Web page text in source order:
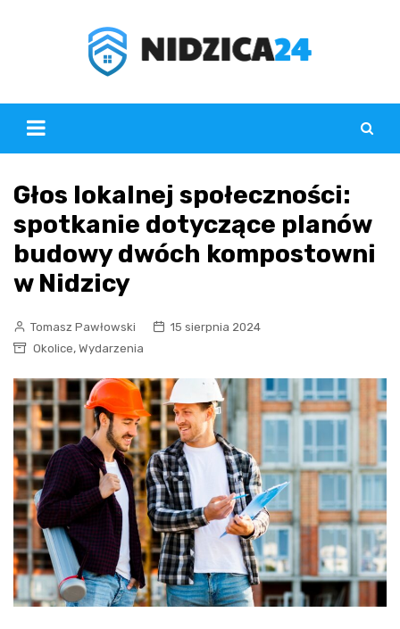
Głos lokalnej społeczności:
spotkanie dotyczące planów
budowy dwóch kompostowni
w Nidzicy
Tomasz Pawłowski
15 sierpnia 2024
Okolice, Wydarzenia